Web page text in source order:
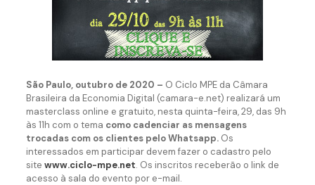
São Paulo, outubro de 2020 – O Ciclo MPE da Câmara
Brasileira da Economia Digital (camara-e.net) realizará um
masterclass online e gratuito, nesta quinta-feira, 29, das 9h
às 11h com o tema como cadenciar as mensagens
trocadas com os clientes pelo Whatsapp. Os
interessados em participar devem fazer o cadastro pelo
site www.ciclo-mpe.net. Os inscritos receberão o link de
acesso à sala do evento por e-mail.